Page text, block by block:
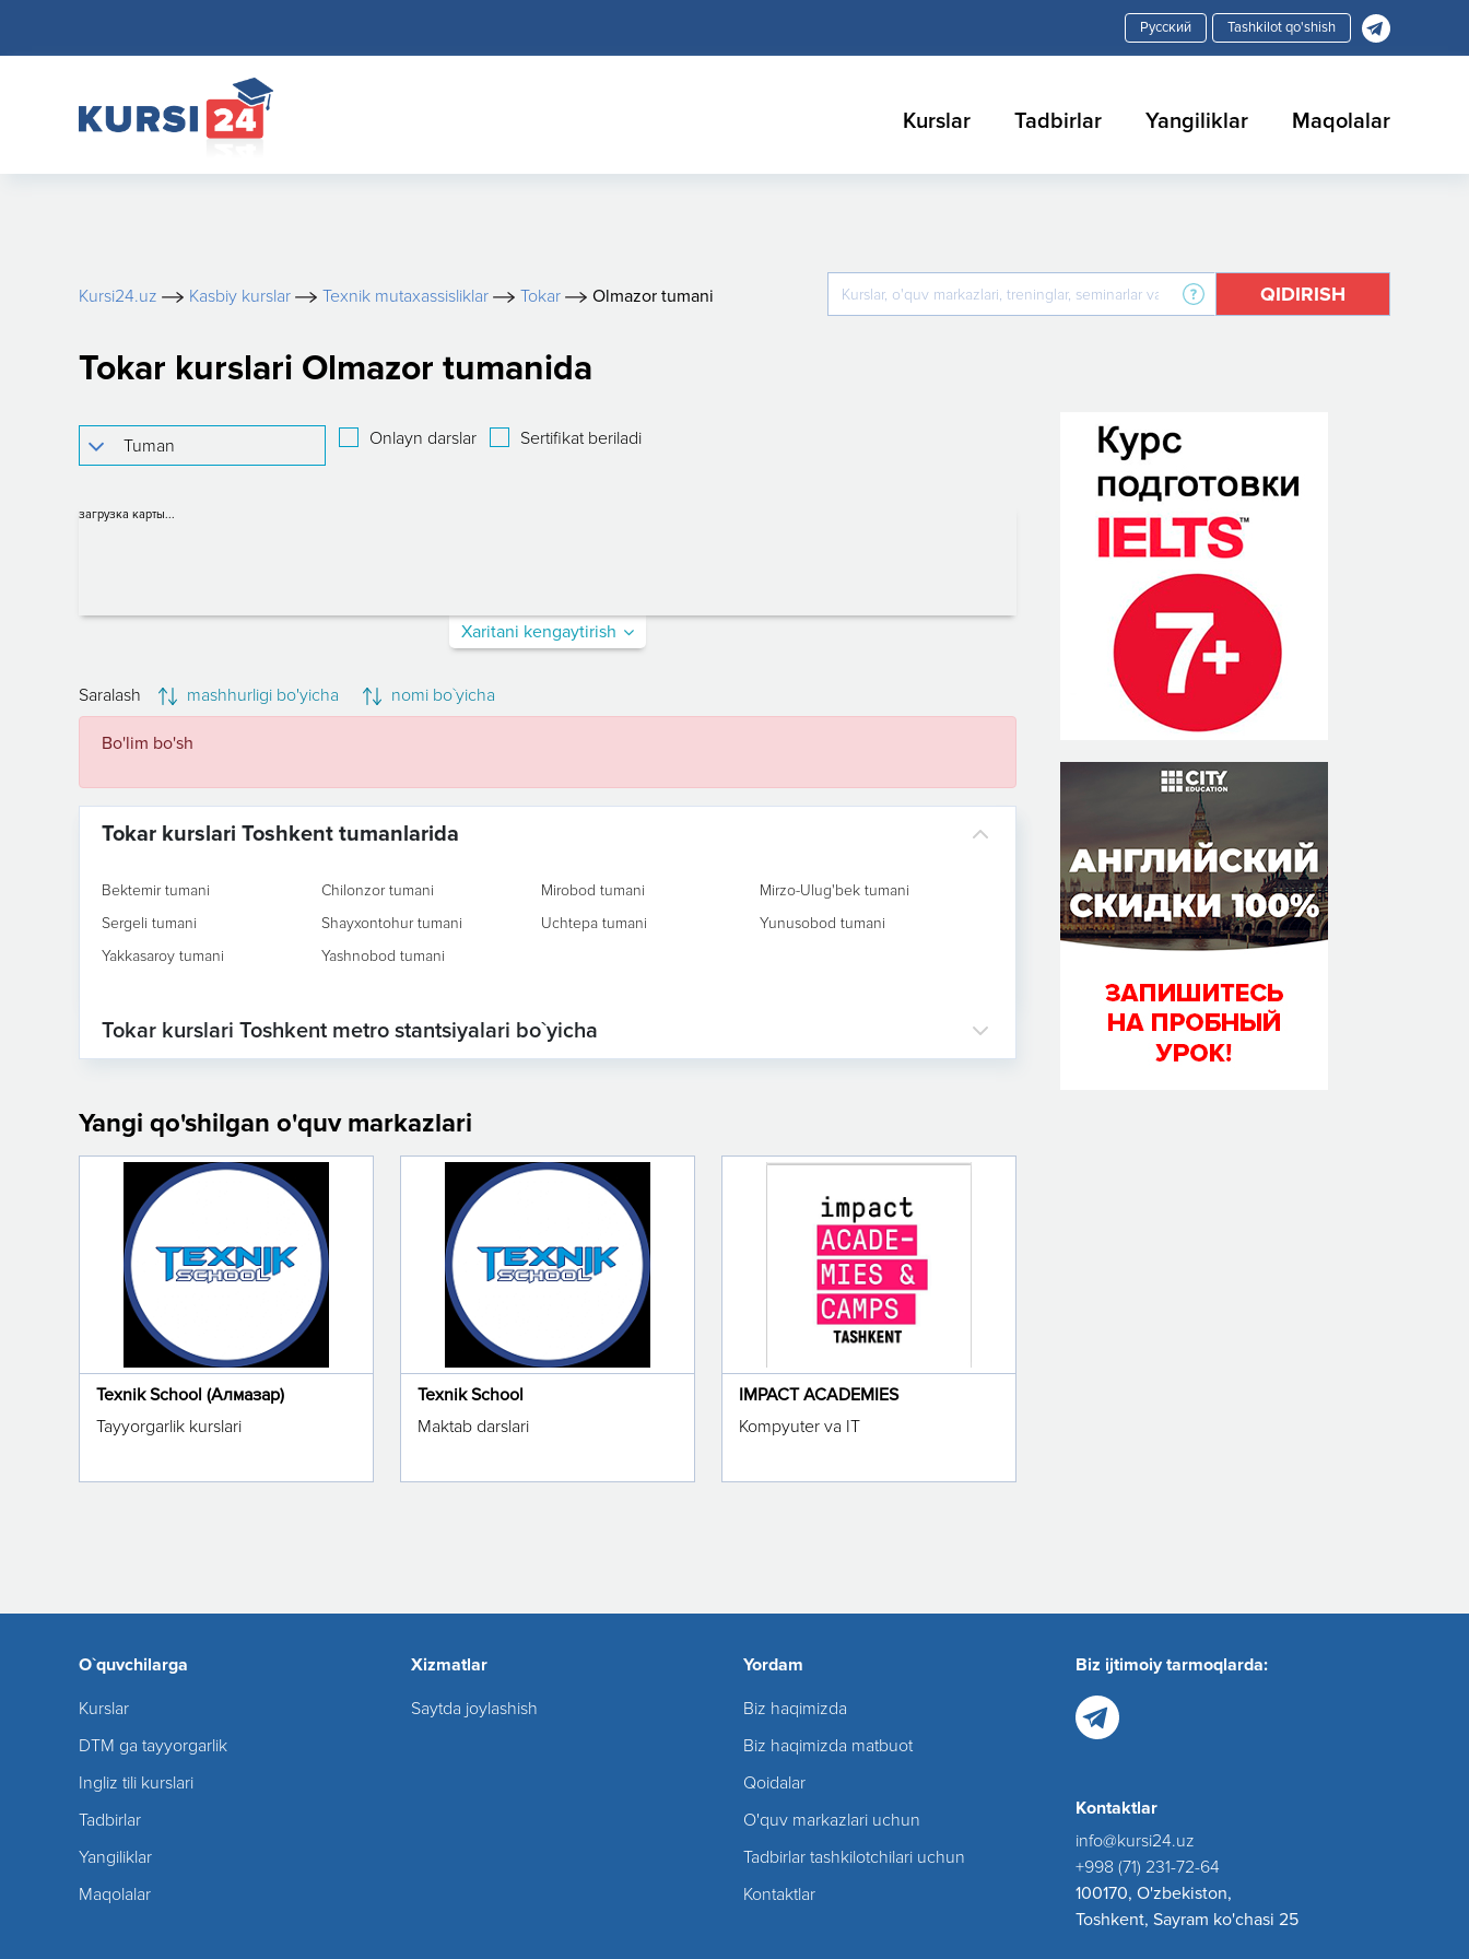
Tashkilot qo'shish
Kurslar Tadbirlar Yangiliklar Maqolalar
Kursi24.uz Kasbiy kurslar Texnik mutaxassisliklar Tokar Olmazor tumani QIDIRISH
Tokar kurslari Olmazor tumanida
Onlayn darslar Sertifikat beriladi
загрузка карты...
Xaritani kengaytirish
Saralash mashhurligi bo'yicha nomi bo`yicha
Bo'lim bo'sh
Tokar kurslari Toshkent tumanlarida
Bektemir tumani Chilonzor tumani Mirobod tumani
Mirzo-Ulug'bek tumani
Sergeli tumani
Shayxontohur tumani Uchtepa tumani
Yunusobod tumani
Yakkasaroy tumani
Yashnobod tumani
Tokar kurslari Toshkent metro stantsiyalari bo`yicha
Yangi qo'shilgan o'quv markazlari
Texnik School (Алмазар)
Tayyorgarlik kurslari
Texnik School
Maktab darslari
IMPACT ACADEMIES
Kompyuter va IT
O`quvchilarga
Kurslar
DTM ga tayyorgarlik
Ingliz tili kurslari
Tadbirlar
Yangiliklar
Maqolalar
Xizmatlar
Saytda joylashish
Yordam
Biz haqimizda
Biz haqimizda matbuot
Qoidalar
O'quv markazlari uchun
Tadbirlar tashkilotchilari uchun
Kontaktlar
Biz ijtimoiy tarmoqlarda:
Kontaktlar
info@kursi24.uz
+998 (71) 231-72-64
100170, O'zbekiston,
Toshkent, Sayram ko'chasi 25